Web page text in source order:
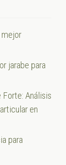
jarabe para
Análisis
en
para